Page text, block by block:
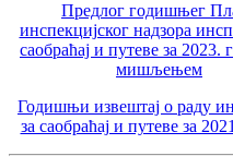
Предлог годишњег
инспекцијског надзора
саобраћај и путеве за 2023.
мишљењем
Годишњи извештај о раду
за саобраћај и путеве за